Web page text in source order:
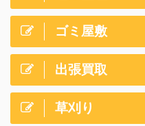
ゴミ屋敷
出張買取
草刈り